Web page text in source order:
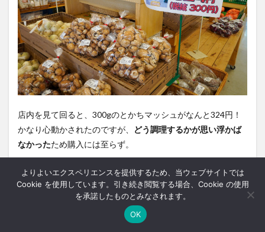
店内を見て回ると、300gのとかちマッシュがなんと324円！
かなり心動かされたのですが、
どう調理するかが思い浮かば
なかったため購入には至らず。
水出し紅茶セットを「ルピシア・
ボンマルシェ」にて発見
メニュー
よりよいエクスペリエンスを提供するため、当ウェブサイトでは
Cookie を使用しています。引き続き閲覧する場合、Cookie の使用
を承諾したものとみなされます。
OK